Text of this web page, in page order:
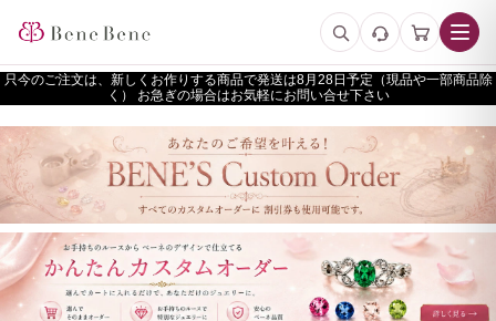
只今のご注文は、新しくお作りする商品で発送は
予定（現品や一部商品除
く） お急ぎの場合はお気軽にお問い合せ下さい